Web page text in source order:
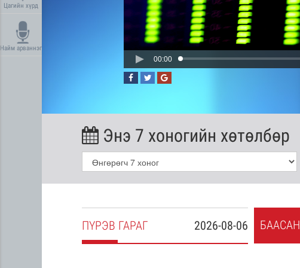
Цагийн хүрд
Найм арваннэг
00:00
Энэ 7 хоногийн хөтөлбөр
2026-08-06
ПҮРЭВ ГАРАГ БААСАН